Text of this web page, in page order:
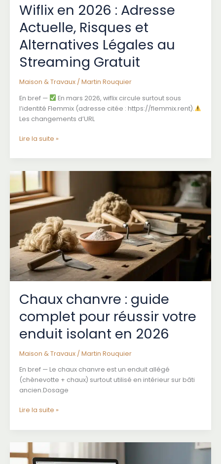
Wiflix en 2026 : Adresse
Actuelle, Risques et
Alternatives Légales au
Streaming Gratuit
Maison & Travaux/ Martin Rouquier
En bref —
En mars 2026, wiflix circule surtout sous
l’identité Flemmix (adresse citée : https://flemmix.rent).
Les changements d’URL
Wiflix
2026
Adresse
Actuelle,
Risques
et
Alternatives
Légales
au
Streaming
Gratuit
Lire la suite »
Chaux chanvre : guide
complet pour réussir votre
enduit isolant en 2026
Maison & Travaux/ Martin Rouquier
En bref — Le chaux chanvre est un enduit allégé
(chènevotte + chaux) surtout utilisé en intérieur sur bâti
ancien.Dosage
Chaux
:
guide
complet
pour
Lire la suite »